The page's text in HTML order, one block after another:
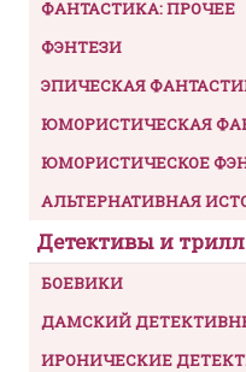
ФАНТАСТИКА: ПРОЧЕЕ
ФЭНТЕЗИ
ЭПИЧЕСКАЯ
ЮМОРИСТИЧЕСКАЯ
ЮМОРИСТИЧЕСКОЕ
АЛЬТЕРНАТИВНАЯ
Детективы и
БОЕВИКИ
ДАМСКИЙ
ИРОНИЧЕСКИЕ